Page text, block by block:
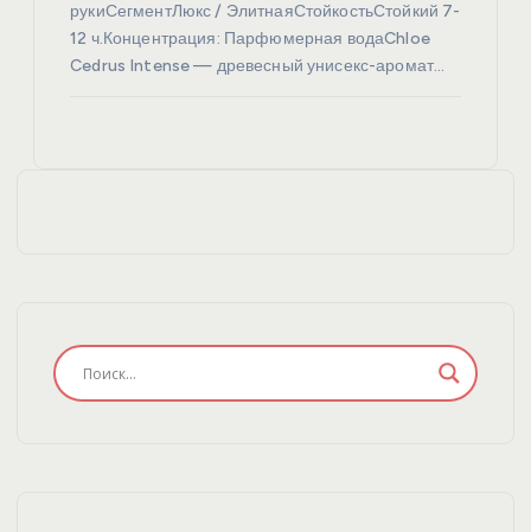
рукиСегментЛюкс / ЭлитнаяСтойкостьСтойкий 7-
12 ч.Концентрация: Парфюмерная водаChloe
Cedrus Intense — древесный унисекс-аромат…